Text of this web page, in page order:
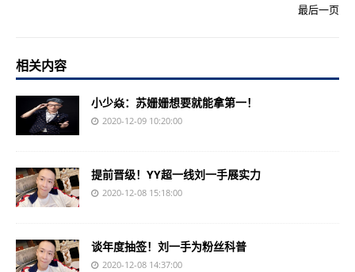
最后一页
相关内容
小少焱：苏姗姗想要就能拿第一！
2020-12-09 10:20:00
提前晋级！YY超一线刘一手展实力
2020-12-08 15:18:00
谈年度抽签！刘一手为粉丝科普
2020-12-08 14:37:00